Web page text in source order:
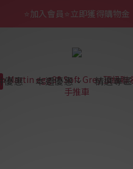
⭐加入會員⭐立即獲得購物金
優惠 本週優惠 精選專區